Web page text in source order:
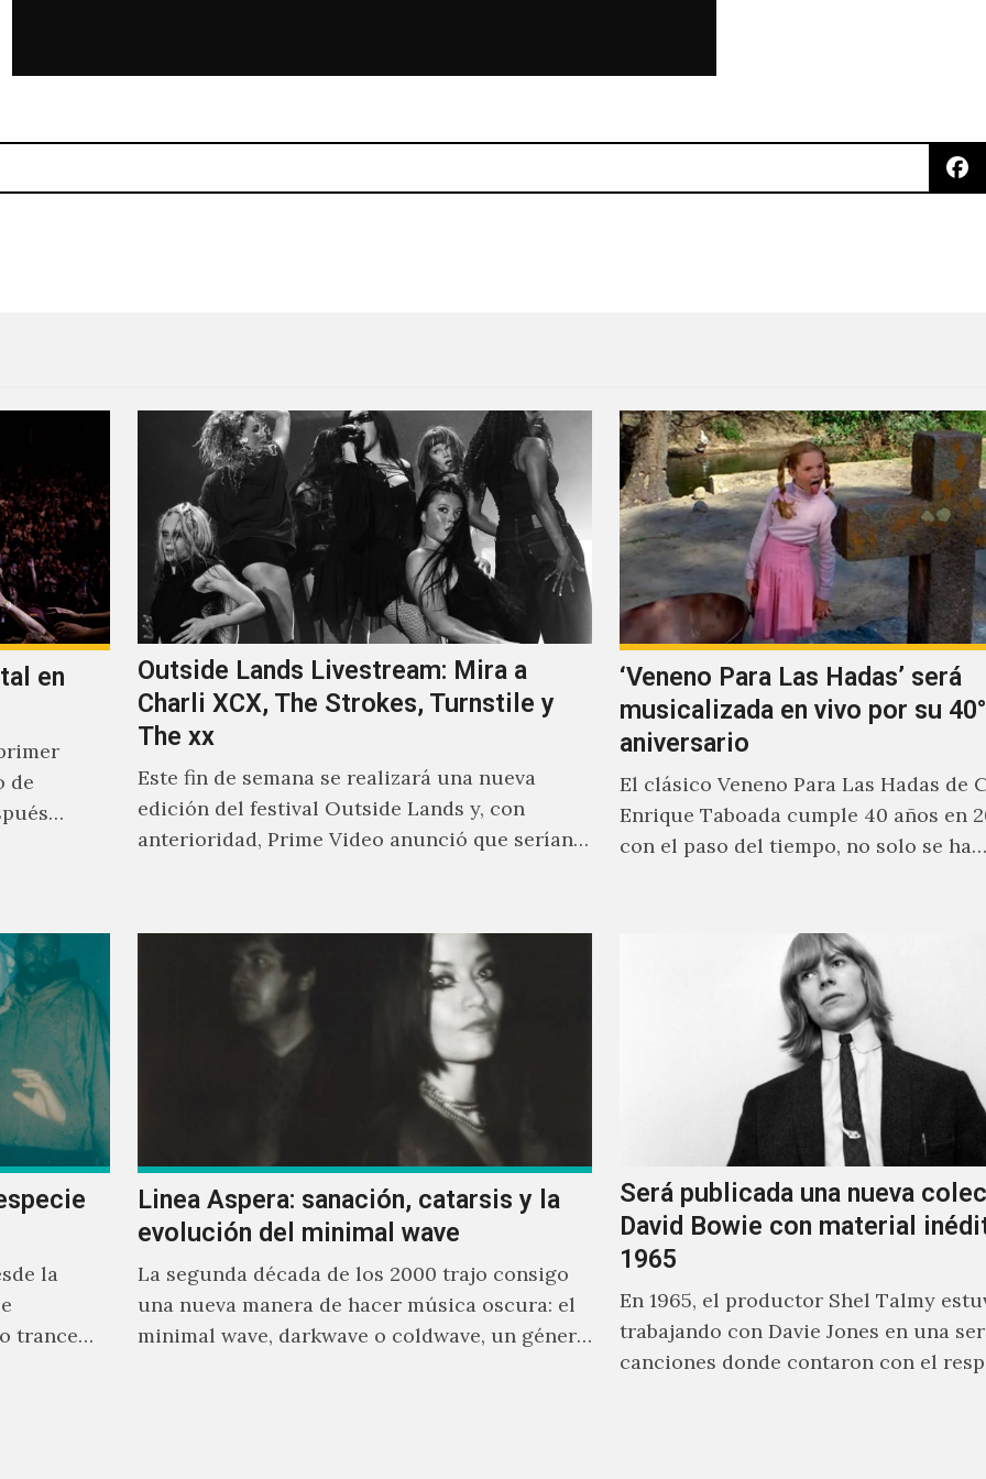
en
de
Outside Lands Livestream: Mira a
Charli XCX, The Strokes, Turnstile y
The xx
Este fin de semana se realizará una nueva
edición del festival Outside Lands y, con
anterioridad, Prime Video anunció que serían
‘Veneno Para Las Hadas’ será
musicalizada en vivo por su 40°
aniversario
El clásico Veneno Para Las Hadas de
Enrique Taboada cumple 40 años en
con el paso del tiempo, no solo se ha…
la
trance
Linea Aspera: sanación, catarsis y la
evolución del minimal wave
La segunda década de los 2000 trajo consigo
una nueva manera de hacer música oscura: el
minimal wave, darkwave o coldwave, un género
Será publicada una nueva
David Bowie con material
1965
En 1965, el productor Shel Talmy
trabajando con Davie Jones en una
canciones donde contaron con el